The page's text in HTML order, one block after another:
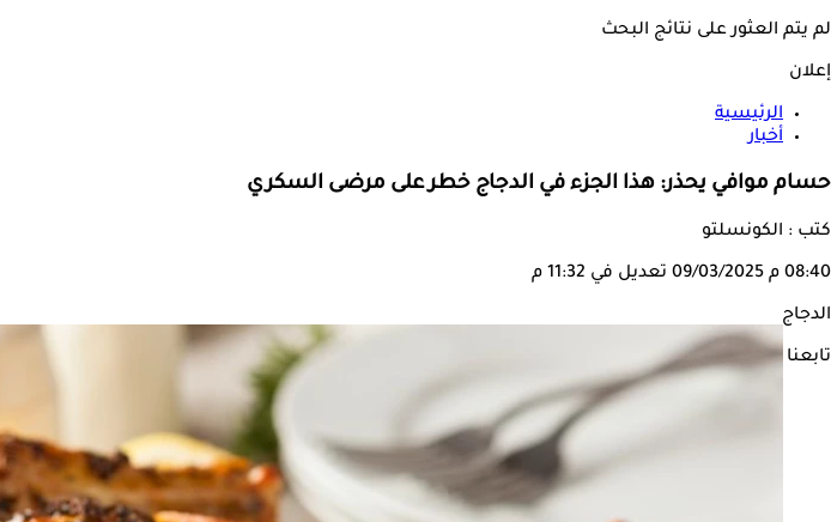
لم يتم العثور على نتائج البحث
إعلان
الرئيسية
أخبار
حسام موافي يحذر: هذا الجزء في الدجاج خطر على مرضى السكري
كتب : الكونسلتو
08:40 م 09/03/2025 تعديل في 11:32 م
الدجاج
تابعنا على